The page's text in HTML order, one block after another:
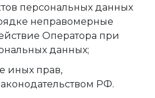
персональных данных
неправомерные
Оператора при
данных;
иных прав,
РФ.